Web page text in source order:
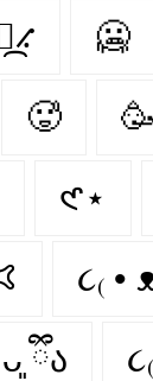
🥶️
🥵️
𑣲⋆
૮₍ •
ྀིა